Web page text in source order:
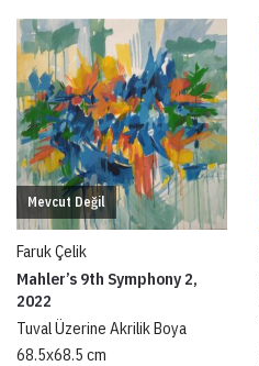
Mevcut Değil
Faruk Çelik
Mahler’s 9th Symphony 2,
2022
Tuval Üzerine Akrilik Boya
68.5x68.5 cm